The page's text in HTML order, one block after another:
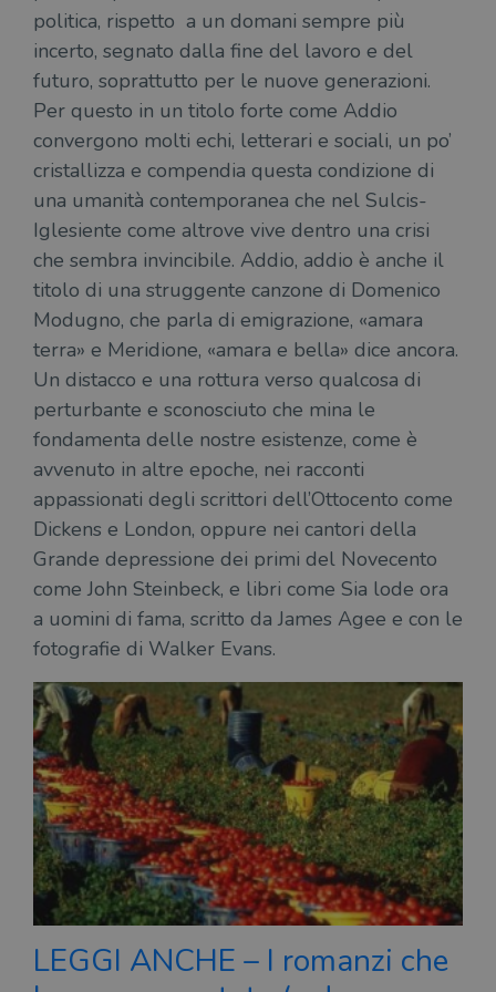
politica, rispetto a un domani sempre più
incerto, segnato dalla fine del lavoro e del
futuro, soprattutto per le nuove generazioni.
Per questo in un titolo forte come Addio
convergono molti echi, letterari e sociali, un po’
cristallizza e compendia questa condizione di
una umanità contemporanea che nel Sulcis-
Iglesiente come altrove vive dentro una crisi
che sembra invincibile. Addio, addio è anche il
titolo di una struggente canzone di Domenico
Modugno, che parla di emigrazione, «amara
terra» e Meridione, «amara e bella» dice ancora.
Un distacco e una rottura verso qualcosa di
perturbante e sconosciuto che mina le
fondamenta delle nostre esistenze, come è
avvenuto in altre epoche, nei racconti
appassionati degli scrittori dell’Ottocento come
Dickens e London, oppure nei cantori della
Grande depressione dei primi del Novecento
come John Steinbeck, e libri come Sia lode ora
a uomini di fama, scritto da James Agee e con le
fotografie di Walker Evans.
LEGGI ANCHE – I romanzi che
wordpress_sec_[hash]
.illibraio.it Sessione
wordpress_logged_in_[hash]
.illibraio.it Sessione
CookieScriptConsent
CookieScript
.illibraio.it
1 mese
settimana
Nome
Fornitore
/
Scadenza Descrizione
_ga_RXJCD2NFMF .illibraio.it
1 anno 1
mese
Questo cookie
Nome
Dominio
Scadenza Descrizione
Nome
Dominio
Scadenza
__Secure-ROLLOUT_TOKEN .youtube.com